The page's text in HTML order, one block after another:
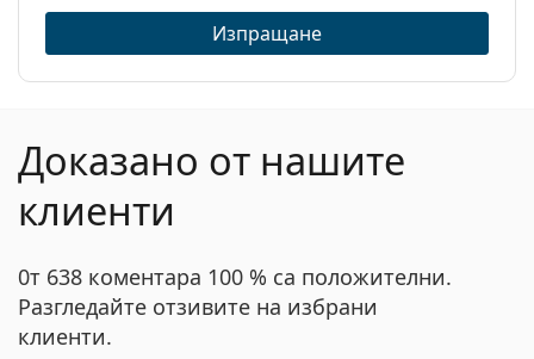
Изпращане
Доказано от нашите
клиенти
0т 638 коментара 100 % са положителни.
Разгледайте отзивите на избрани
клиенти.